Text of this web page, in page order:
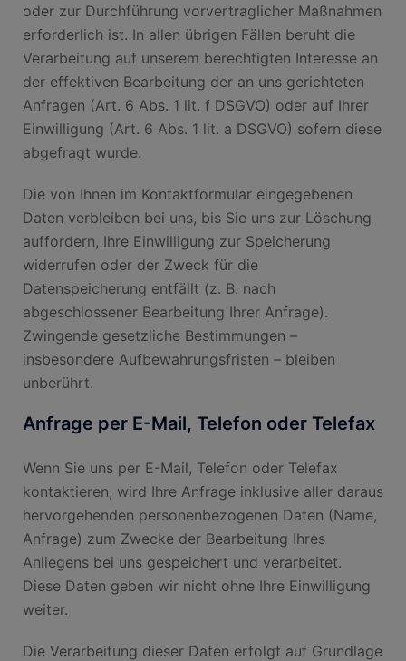
oder zur Durchführung vorvertraglicher Maßnahmen
erforderlich ist. In allen übrigen Fällen beruht die
Verarbeitung auf unserem berechtigten Interesse an
der effektiven Bearbeitung der an uns gerichteten
Anfragen (Art. 6 Abs. 1 lit. f DSGVO) oder auf Ihrer
Einwilligung (Art. 6 Abs. 1 lit. a DSGVO) sofern diese
abgefragt wurde.
Die von Ihnen im Kontaktformular eingegebenen
Daten verbleiben bei uns, bis Sie uns zur Löschung
auffordern, Ihre Einwilligung zur Speicherung
widerrufen oder der Zweck für die
Datenspeicherung entfällt (z. B. nach
abgeschlossener Bearbeitung Ihrer Anfrage).
Zwingende gesetzliche Bestimmungen –
insbesondere Aufbewahrungsfristen – bleiben
unberührt.
Anfrage per E-Mail, Telefon oder Telefax
Wenn Sie uns per E-Mail, Telefon oder Telefax
kontaktieren, wird Ihre Anfrage inklusive aller daraus
hervorgehenden personenbezogenen Daten (Name,
Anfrage) zum Zwecke der Bearbeitung Ihres
Anliegens bei uns gespeichert und verarbeitet.
Diese Daten geben wir nicht ohne Ihre Einwilligung
weiter.
Die Verarbeitung dieser Daten erfolgt auf Grundlage